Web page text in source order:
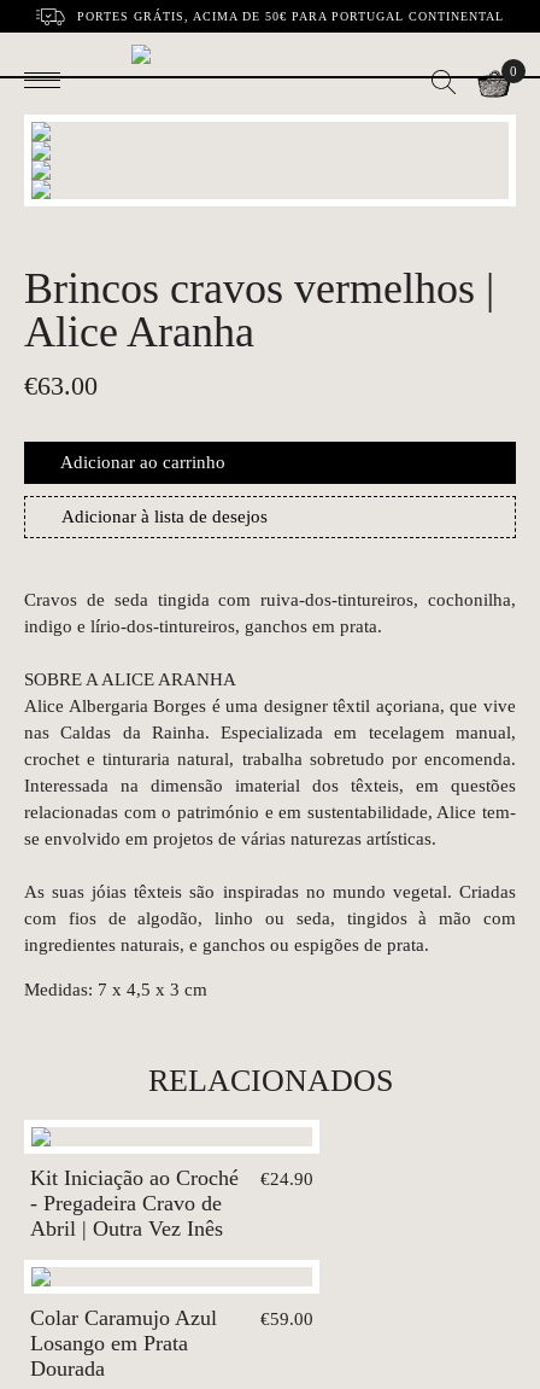
PORTES GRÁTIS, ACIMA DE 50€ PARA PORTUGAL CONTINENTAL
0
Brincos cravos vermelhos |
Alice Aranha
€63.00
Adicionar ao carrinho
Adicionar à lista de desejos
Cravos de seda tingida com ruiva-dos-tintureiros, cochonilha,
indigo e lírio-dos-tintureiros, ganchos em prata.
SOBRE A ALICE ARANHA
Alice Albergaria Borges é uma designer têxtil açoriana, que vive
nas Caldas da Rainha. Especializada em tecelagem manual,
crochet e tinturaria natural, trabalha sobretudo por encomenda.
Interessada na dimensão imaterial dos têxteis, em questões
relacionadas com o património e em sustentabilidade, Alice tem-
se envolvido em projetos de várias naturezas artísticas.
As suas jóias têxteis são inspiradas no mundo vegetal. Criadas
com fios de algodão, linho ou seda, tingidos à mão com
ingredientes naturais, e ganchos ou espigões de prata.
Medidas: 7 x 4,5 x 3 cm
RELACIONADOS
Kit Iniciação ao Croché
- Pregadeira Cravo de
Abril | Outra Vez Inês
€24.90
Colar Caramujo Azul
Losango em Prata
Dourada
€59.00